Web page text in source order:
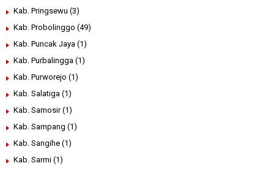
Kab. Pringsewu (3)
Kab. Probolinggo (49)
Kab. Puncak Jaya (1)
Kab. Purbalingga (1)
Kab. Purworejo (1)
Kab. Salatiga (1)
Kab. Samosir (1)
Kab. Sampang (1)
Kab. Sangihe (1)
Kab. Sarmi (1)